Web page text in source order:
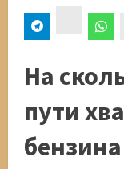
На
пути